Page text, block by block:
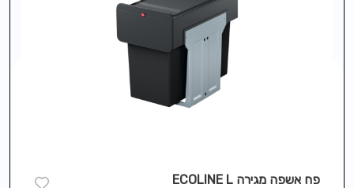
פח אשפה מגירה ECOLINE L